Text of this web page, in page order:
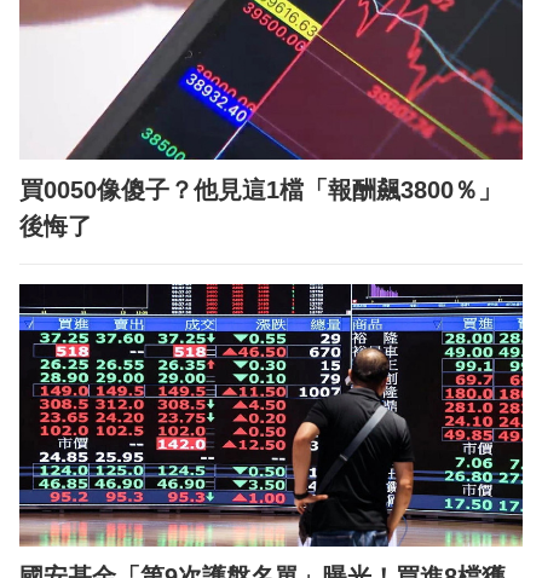
買0050像傻子？他見這1檔「報酬飆3800％」
後悔了